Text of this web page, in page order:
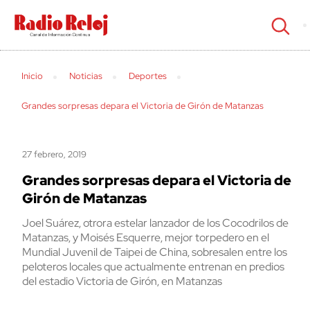
cerrar
Inicio Noticias Deportes
Grandes sorpresas depara el Victoria de Girón de Matanzas
27 febrero, 2019
Grandes sorpresas depara el Victoria de
Girón de Matanzas
Joel Suárez, otrora estelar lanzador de los Cocodrilos de
Matanzas, y Moisés Esquerre, mejor torpedero en el
Mundial Juvenil de Taipei de China, sobresalen entre los
peloteros locales que actualmente entrenan en predios
del estadio Victoria de Girón, en Matanzas